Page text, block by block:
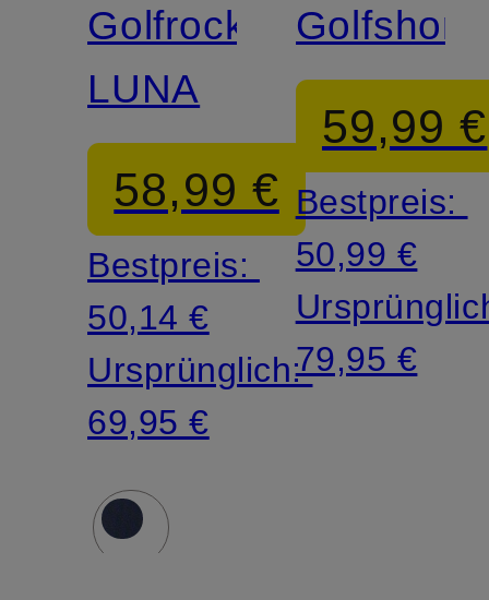
Golfrock
LUNA
58,99 €
Bestpreis:
50,14 €
Ursprünglich:
69,95 €
Golfshorts
59,99 €
Bestpreis:
50,99 €
79,95 €